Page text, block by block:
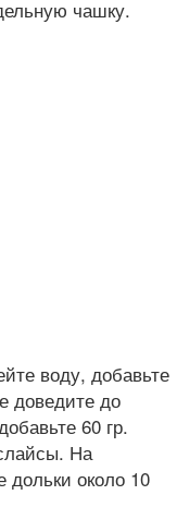
чашку.
воду, добавьте
доведите до
60 гр.
На
дольки около 10